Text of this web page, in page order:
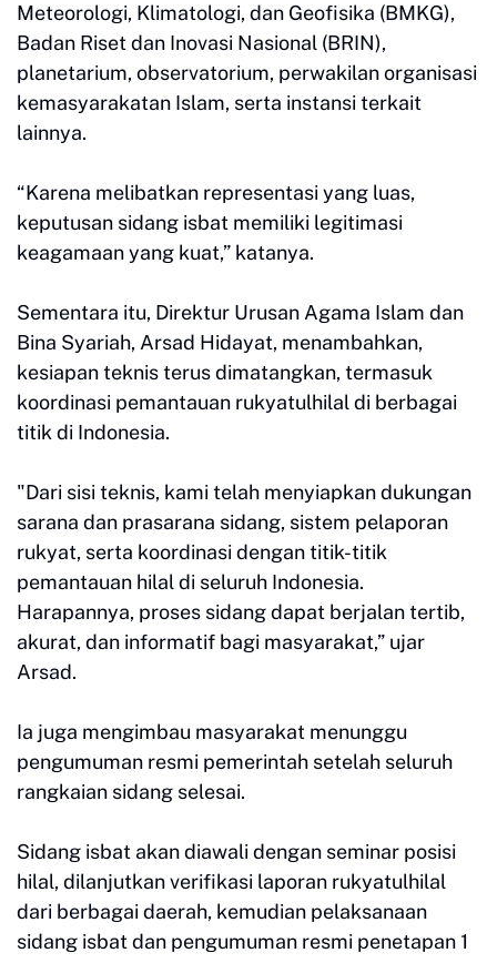
Meteorologi, Klimatologi, dan Geofisika (BMKG),
Badan Riset dan Inovasi Nasional (BRIN),
planetarium, observatorium, perwakilan organisasi
kemasyarakatan Islam, serta instansi terkait
lainnya.
“Karena melibatkan representasi yang luas,
keputusan sidang isbat memiliki legitimasi
keagamaan yang kuat,” katanya.
Sementara itu, Direktur Urusan Agama Islam dan
Bina Syariah, Arsad Hidayat, menambahkan,
kesiapan teknis terus dimatangkan, termasuk
koordinasi pemantauan rukyatulhilal di berbagai
titik di Indonesia.
"Dari sisi teknis, kami telah menyiapkan dukungan
sarana dan prasarana sidang, sistem pelaporan
rukyat, serta koordinasi dengan titik-titik
pemantauan hilal di seluruh Indonesia.
Harapannya, proses sidang dapat berjalan tertib,
akurat, dan informatif bagi masyarakat,” ujar
Arsad.
Ia juga mengimbau masyarakat menunggu
pengumuman resmi pemerintah setelah seluruh
rangkaian sidang selesai.
Sidang isbat akan diawali dengan seminar posisi
hilal, dilanjutkan verifikasi laporan rukyatulhilal
dari berbagai daerah, kemudian pelaksanaan
sidang isbat dan pengumuman resmi penetapan 1